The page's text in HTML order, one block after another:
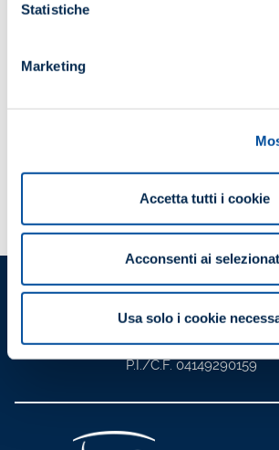
Statistiche
Marketing
Accetta tutti i cookie
Acconsenti ai
Usa solo i cookie
SCOPRI DI PIÙ
ANIE Servizi Integrati
Società a socio unico
Viale Lancetti, 43
20158, Milano
P.I./C.F. 04149290159